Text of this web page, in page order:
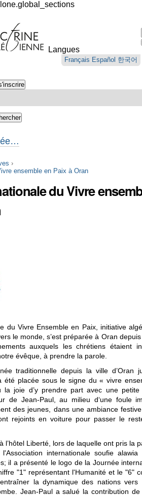
Langues
Français Español 한국어
›
ensemble en Paix à Oran
du Vivre
du Vivre Ensemble en Paix, initiative
le monde, s’est préparée à Oran
auxquels les chrétiens étaient
évêque, à prendre la parole.
traditionnelle depuis la ville d’Oran
été placée sous le signe du « vivre
la joie d’y prendre part avec une petite
de Jean-Paul, au milieu d‘une foule
des jeunes, dans une ambiance
rejoints en voiture pour passer le
l’hôtel Liberté, lors de laquelle ont pris la
internationale soufie alawia
il a présenté le logo de la Journée
"1" représentant l'Humanité et le "6"
la dynamique des nations vers
Jean-Paul a salué la contribution de